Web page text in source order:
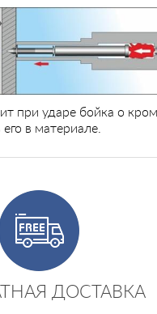
ударе бойка о
в материале.
ДОСТАВКА